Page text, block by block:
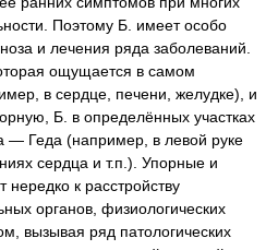
Поэтому Б. имеет особо
и лечения ряда заболеваний.
ощущается в самом
в сердце, печени, желудке), и
Б. в определённых участках
— Геда (например, в левой руке
сердца и т.п.). Упорные и
к расстройству
органов, физиологических
вызывая ряд патологических